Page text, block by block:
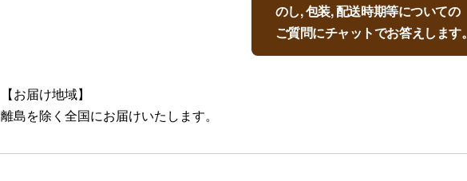
のし, 包装, 配送時期等についての
ご質問にチャットでお答えします。
【お届け地域】
離島を除く全国にお届けいたします。